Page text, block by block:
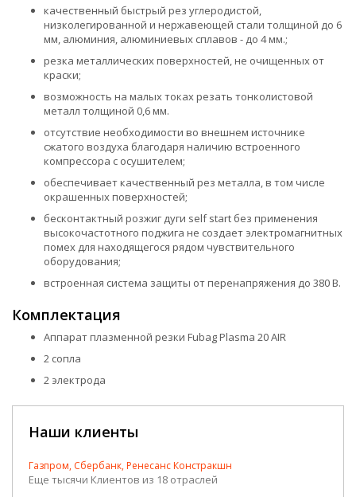
качественный быстрый рез углеродистой,
низколегированной и нержавеющей стали толщиной до 6
мм, алюминия, алюминиевых сплавов - до 4 мм.;
резка металлических поверхностей, не очищенных от
краски;
возможность на малых токах резать тонколистовой
металл толщиной 0,6 мм.
отсутствие необходимости во внешнем источнике
сжатого воздуха благодаря наличию встроенного
компрессора с осушителем;
обеспечивает качественный рез металла, в том числе
окрашенных поверхностей;
бесконтактный розжиг дуги self start без применения
высокочастотного поджига не создает электромагнитных
помех для находящегося рядом чувствительного
оборудования;
встроенная система защиты от перенапряжения до 380 В.
Комплектация
Аппарат плазменной резки Fubag Plasma 20 AIR
2 сопла
2 электрода
Наши клиенты
Газпром, Сбербанк, Ренесанс Констракшн
Еще тысячи Клиентов из 18 отраслей